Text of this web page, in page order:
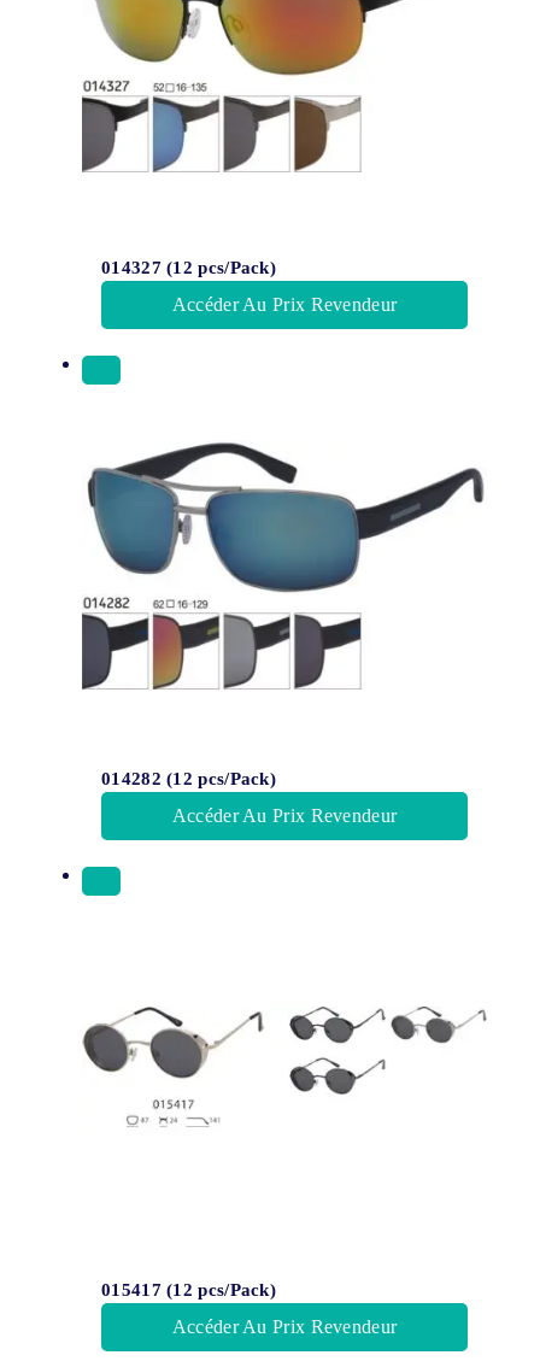
014327 (12 pcs/Pack)
Accéder Au Prix Revendeur
014282 (12 pcs/Pack)
Accéder Au Prix Revendeur
015417 (12 pcs/Pack)
Accéder Au Prix Revendeur